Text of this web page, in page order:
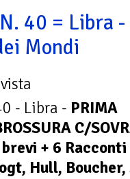
40 = Libra -
Mondi
- Libra - PRIMA
C/
brevi + 6
Hull,